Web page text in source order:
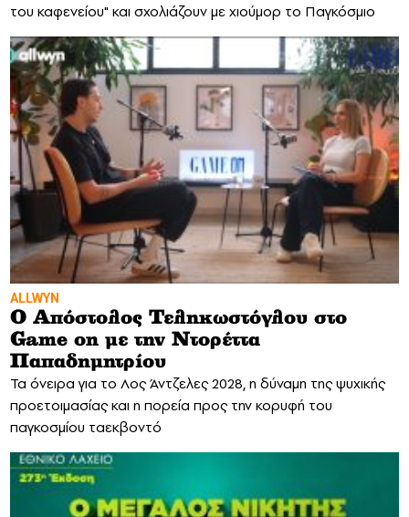
του καφενείου" και σχολιάζουν με χιούμορ το Παγκόσμιο
ALLWYN
Ο Απόστολος Τεληκωστόγλου στο
Game on με την Ντορέττα
Παπαδημητρίου
Τα όνειρα για το Λος Άντζελες 2028, η δύναμη της ψυχικής
προετοιμασίας και η πορεία προς την κορυφή του
παγκοσμίου ταεκβοντό